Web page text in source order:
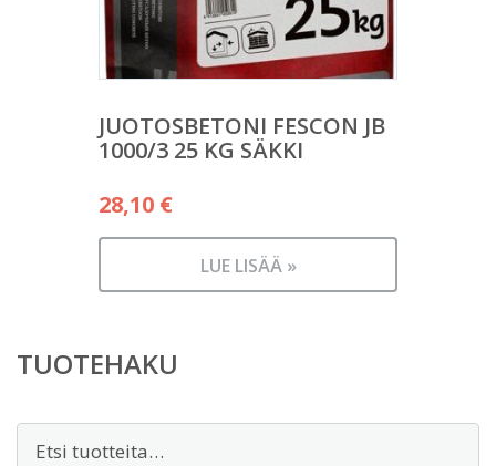
JUOTOSBETONI FESCON JB
1000/3 25 KG SÄKKI
28,10 €
LUE LISÄÄ »
TUOTEHAKU